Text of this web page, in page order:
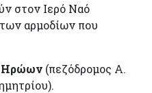
στον Ιερό Ναό
αρμοδίων που
Ηρώων (πεζόδρομος Α.